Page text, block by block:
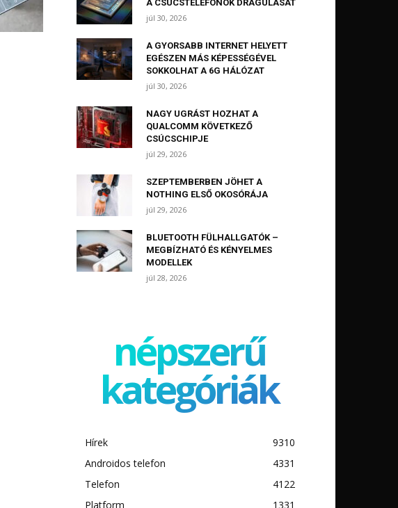
A CSÚCSTELEFONOK DRÁGULÁSÁT
júl 30, 2026
A GYORSABB INTERNET HELYETT
EGÉSZEN MÁS KÉPESSÉGÉVEL
SOKKOLHAT A 6G HÁLÓZAT
júl 30, 2026
NAGY UGRÁST HOZHAT A
QUALCOMM KÖVETKEZŐ
CSÚCSCHIPJE
júl 29, 2026
SZEPTEMBERBEN JÖHET A
NOTHING ELSŐ OKOSÓRÁJA
júl 29, 2026
BLUETOOTH FÜLHALLGATÓK –
MEGBÍZHATÓ ÉS KÉNYELMES
MODELLEK
júl 28, 2026
népszerű
kategóriák
Hírek
9310
Androidos telefon
4331
Telefon
4122
Platform
1331